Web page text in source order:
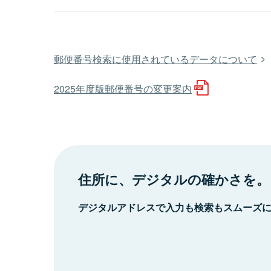
郵便番号検索に使用されているデータについて
2025年度版郵便番号の変更案内
住所に、デジタルの確かさを。
デジタルアドレスで入力も検索もスムーズ